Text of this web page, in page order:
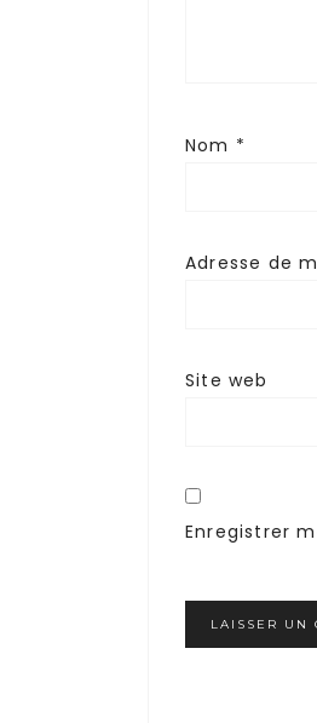
Nom *
Adresse de
Site web
Enregistrer